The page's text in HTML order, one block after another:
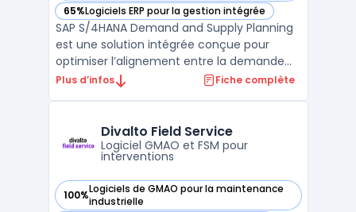
65%Logiciels ERP pour la gestion intégrée
— voir SAP S/4HANA Demand and Supply Planning dans
SAP S/4HANA Demand and Supply Planning
est une solution intégrée conçue pour
optimiser l’alignement entre la demande
client et l’approvisionnement. S’appuyant
permet de planifier les besoins de manière
proactive tout en ...
Plus d’infos Fiche complète
Divalto Field Service
Logiciel GMAO et FSM pour
interventions
100%Logiciels de GMAO pour la maintenance
industrielle
— voir Divalto Field Service dans cette catégorie